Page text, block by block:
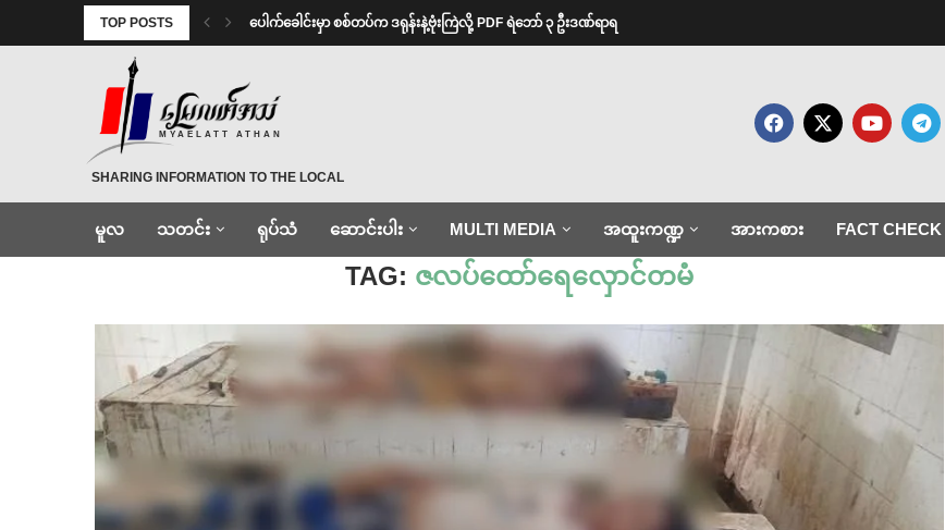
TOP POSTS ⁩ ⁨ပေါက်ခေါင်းမှာ စစ်တပ်က ဒရုန်းနဲ့ဗုံးကြဲလို့ PDF ရဲဘော် ၃ ဦးဒဏ်ရာရ
MYAELATT ATHAN
SHARING INFORMATION TO THE LOCAL
မူလ သတင်း ရုပ်သံ ဆောင်းပါး MULTI MEDIA အထူးကဏ္ဍ အားကစား FACT CHECK
Home ဇလပ်ထော်ရေလှောင်တမံ
TAG: ဇလပ်ထော်ရေလှောင်တမံ